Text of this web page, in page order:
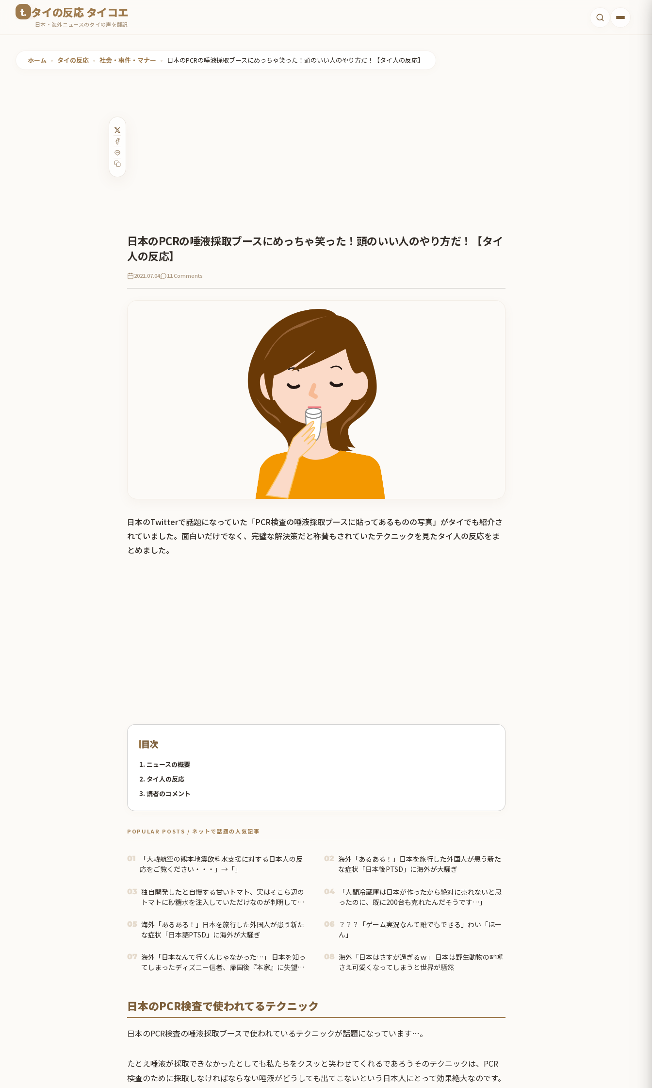
タイの反応 タイコエ
日本・海外ニュースのタイの声を翻訳
ホーム • タイの反応 • 社会・事件・マナー • 日本のPCRの唾液採取ブースにめっちゃ笑った！頭のいい人のやり方だ！【タイ人の反応】
日本のPCRの唾液採取ブースにめっちゃ笑った！頭のいい人のやり方だ！【タイ
人の反応】
2021.07.04 11 Comments
日本のTwitterで話題になっていた「PCR検査の唾液採取ブースに貼ってあるものの写真」がタイでも紹介さ
れていました。面白いだけでなく、完璧な解決策だと称賛もされていたテクニックを見たタイ人の反応をま
とめました。
目次
1. ニュースの概要
2. タイ人の反応
3. 読者のコメント
POPULAR POSTS / ネットで話題の人気記事
01
「大韓航空の熊本地震飲料水支援に対する日本人の反
応をご覧ください・・・」→「」
02 海外「あるある！」日本を旅行した外国人が患う新た
な症状「日本後PTSD」に海外が大騒ぎ
03 独自開発したと自慢する甘いトマト、実はそこら辺の
トマトに砂糖水を注入していただけなのが判明して大
04
「人間冷蔵庫は日本が作ったから絶対に売れないと思
ったのに、既に200台も売れたんだそうです…」
05 海外「あるある！」日本を旅行した外国人が患う新た
な症状「日本語PTSD」に海外が大騒ぎ
06
？？？「ゲーム実況なんて誰でもできる」わい「ほー
ん」
07 海外「日本なんて行くんじゃなかった…」 日本を知っ
てしまったディズニー信者、帰国後『本家』に失望す
08 海外「日本はさすが過ぎるｗ」 日本は野生動物の喧嘩
さえ可愛くなってしまうと世界が騒然
日本のPCR検査で使われてるテクニック
日本のPCR検査の唾液採取ブースで使われているテクニックが話題になっています…。
たとえ唾液が採取できなかったとしても私たちをクスッと笑わせてくれるであろうそのテクニックは、PCR
検査のために採取しなければならない唾液がどうしても出てこないという日本人にとって効果絶大なのです。